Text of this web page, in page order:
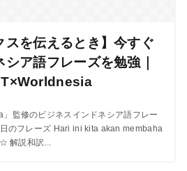
スを伝えるとき】今すぐ
ア語フレーズを勉強｜
監修のビジネスインドネシア語フレー
のフレーズ Hari ini kita akan membaha
解説和訳...